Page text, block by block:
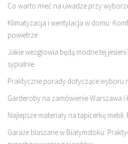
Co warto mieć na uwadze przy
Klimatyzacja i wentylacja w domu:
powietrze
Jakie wezgłowia będą modne tej
sypialnie
Praktyczne porady dotyczące wyboru
Garderoby na zamówienie Warszawa i
Najlepsze materiały na tapicerkę
Garaże blaszane w Białymstoku: